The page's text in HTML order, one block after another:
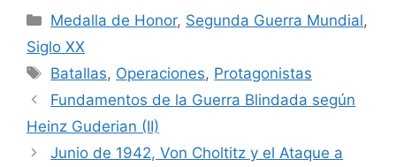
Categorías
Medalla de Honor, Segunda Guerra Mundial,
Siglo XX
Etiquetas
Batallas, Operaciones, Protagonistas
Fundamentos de la Guerra Blindada según
Heinz Guderian (II)
Junio de 1942, Von Choltitz y el Ataque a